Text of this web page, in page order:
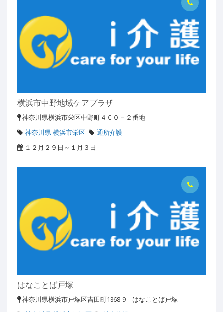
横浜市中野地域ケアプラザ
神奈川県横浜市栄区中野町４００－２番地
神奈川県 横浜市栄区
通所介護
１２月２９日～１月３日
はなことば戸塚
神奈川県横浜市戸塚区吉田町1868-9 はなことば戸塚